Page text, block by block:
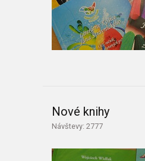
Nové knihy
Návštevy: 2777